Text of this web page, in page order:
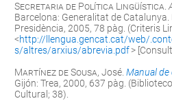
Secretaria de Política Lingüística.
Barcelona: Generalitat de
Presidència, 2005, 78 pàg. (Criteris
<http://llengua.gencat.cat/web/
s/altres/arxius/abrevia.pdf>
Martínez de Sousa, José.Manual de
Gijón: Trea, 2000, 637 pàg.
Cultural; 38).